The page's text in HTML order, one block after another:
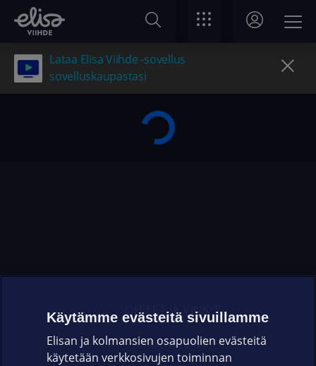
Lataa Elisa Viihde -sovellus
sovelluskaupastasi
OHJEET JA VINKIT
OMAYHTEISÖ
Käytämme evästeitä sivuillamme
Elisan ja kolmansien osapuolien evästeitä
käytetään verkkosivujen toiminnan